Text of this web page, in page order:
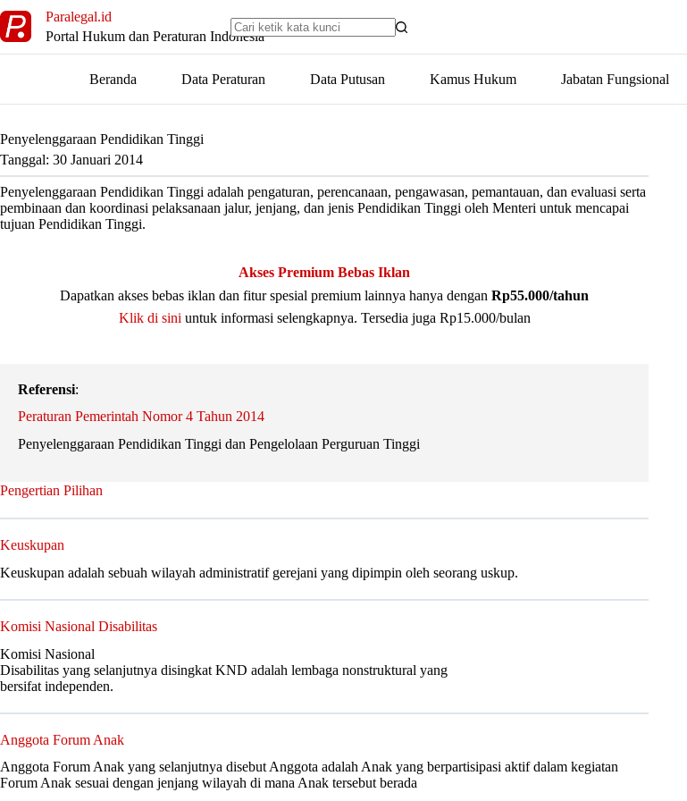
to
content
Paralegal.id
Portal Hukum dan Peraturan Indonesia
Beranda Data Peraturan Data Putusan Kamus Hukum Jabatan Fungsional
Penyelenggaraan Pendidikan Tinggi
Tanggal: 30 Januari 2014
Penyelenggaraan Pendidikan Tinggi adalah pengaturan, perencanaan, pengawasan, pemantauan, dan evaluasi serta
pembinaan dan koordinasi pelaksanaan jalur, jenjang, dan jenis Pendidikan Tinggi oleh Menteri untuk mencapai
tujuan Pendidikan Tinggi.
Akses Premium Bebas Iklan
Dapatkan akses bebas iklan dan fitur spesial premium lainnya hanya dengan Rp55.000/tahun
Klik di sini untuk informasi selengkapnya. Tersedia juga Rp15.000/bulan
Referensi:
Peraturan Pemerintah Nomor 4 Tahun 2014
Penyelenggaraan Pendidikan Tinggi dan Pengelolaan Perguruan Tinggi
Pengertian Pilihan
Keuskupan
Keuskupan adalah sebuah wilayah administratif gerejani yang dipimpin oleh seorang uskup.
Komisi Nasional Disabilitas
Komisi Nasional
Disabilitas yang selanjutnya disingkat KND adalah lembaga nonstruktural yang
bersifat independen.
Anggota Forum Anak
Anggota Forum Anak yang selanjutnya disebut Anggota adalah Anak yang berpartisipasi aktif dalam kegiatan
Forum Anak sesuai dengan jenjang wilayah di mana Anak tersebut berada